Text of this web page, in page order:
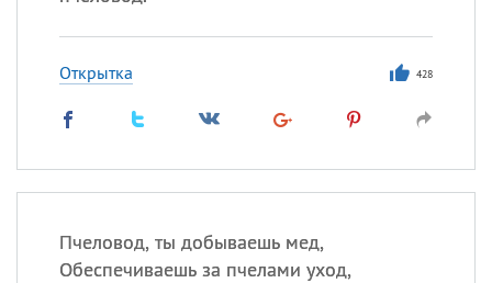
Открытка 428
Пчеловод, ты добываешь мед,
Обеспечиваешь за пчелами уход,